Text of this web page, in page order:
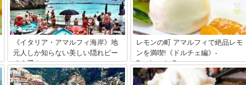
《イタリア・アマルフィ海岸》地
元人しか知らない美しい隠れビー
チ３選！
南イタリアに位置するアマルフィ海岸一
レモンの町 アマルフィで絶品レモ
ンを満喫!《ドルチェ編》-
Pasticceria Pansa-
美しい海岸が続くことで有名なアマルフ